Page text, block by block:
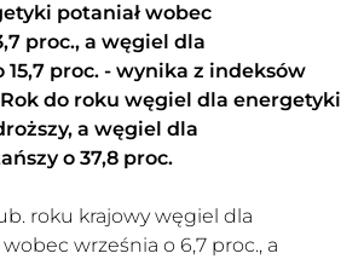
potaniał wobec
proc., a węgiel dla
proc. - wynika z indeksów
do roku węgiel dla energetyki
a węgiel dla
o 37,8 proc.
roku krajowy węgiel dla
września o 6,7 proc., a